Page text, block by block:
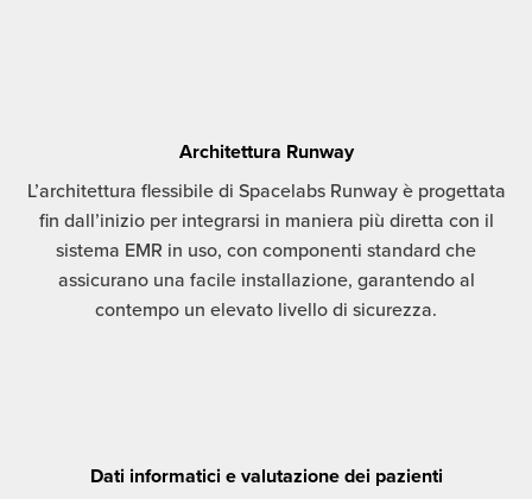
Architettura Runway
L’architettura flessibile di Spacelabs Runway è progettata
fin dall’inizio per integrarsi in maniera più diretta con il
sistema EMR in uso, con componenti standard che
assicurano una facile installazione, garantendo al
contempo un elevato livello di sicurezza.
Dati informatici e valutazione dei pazienti